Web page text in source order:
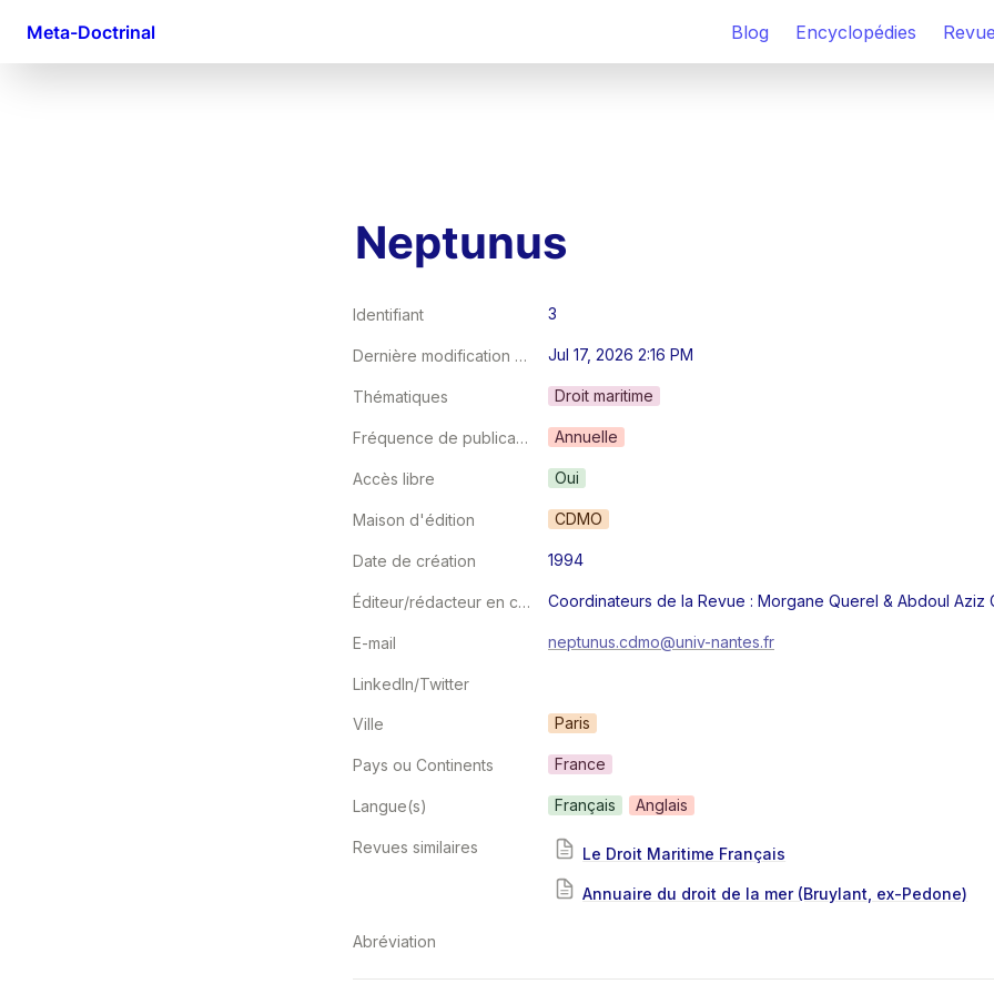
Meta-Doctrinal Blog Encyclopédies
Neptunus
Identifiant 3
Dernière modification au Jul 17, 2026 2:16 PM
Thématiques Droit maritime
Fréquence de publication Annuelle
Accès libre Oui
Maison d'édition CDMO
Date de création 1994
Éditeur/rédacteur en chef Coordinateurs de la Revue : Morgane Querel & Abdoul Aziz
E-mail neptunus.cdmo@univ-nantes.fr
LinkedIn/Twitter
Ville Paris
Pays ou Continents France
Langue(s) Français Anglais
Revues similaires Le Droit Maritime Français
Annuaire du droit de la mer (Bruylant , ex-Pedone)
Abréviation